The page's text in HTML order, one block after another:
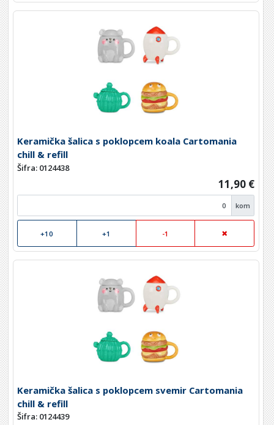
Keramička šalica s poklopcem koala Cartomania
chill & refill
Šifra: 0124438
11,90 €
kom
+10 +1 -1
Keramička šalica s poklopcem svemir Cartomania
chill & refill
Šifra: 0124439